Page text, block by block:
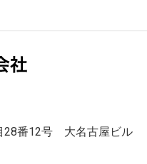
28番12号 大名古屋ビル